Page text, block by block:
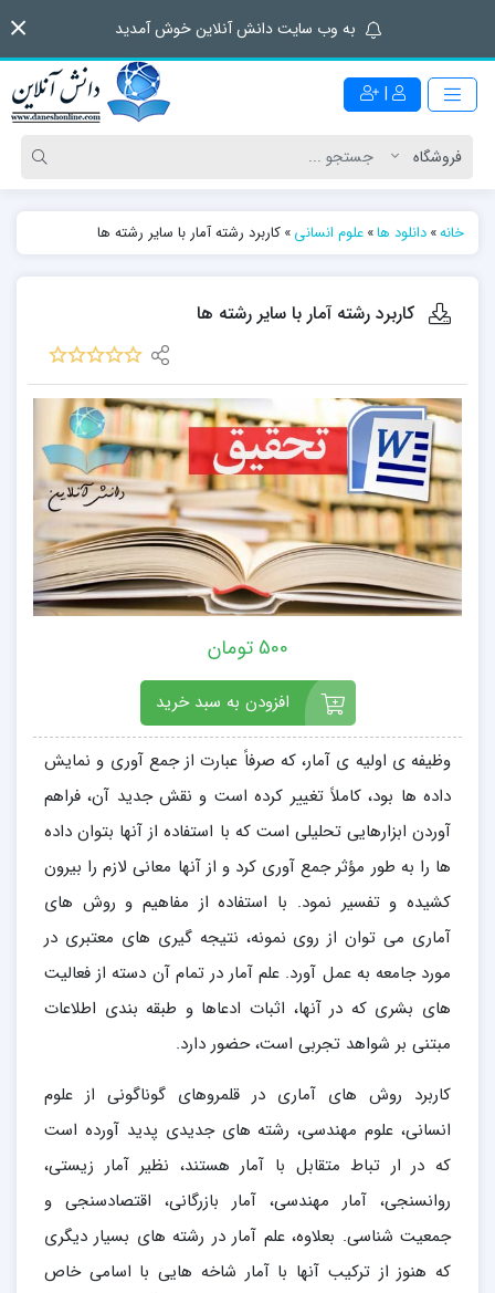
به وب سایت دانش آنلاین خوش آمدید
|
خانه»دانلود ها»علوم انسانی»کاربرد رشته آمار با سایر رشته ها
کاربرد رشته آمار با سایر رشته ها
500 تومان
افزودن به سبد خرید
وظیفه ی اولیه ی آمار، که صرفاً عبارت از جمع آوری و نمایش
داده ها بود، کاملاً تغییر کرده است و نقش جدید آن، فراهم
آوردن ابزارهایی تحلیلی است که با استفاده از آنها بتوان داده
ها را به طور مؤثر جمع آوری کرد و از آنها معانی لازم را بیرون
کشیده و تفسیر نمود. با استفاده از مفاهیم و روش های
آماری می توان از روی نمونه، نتیجه گیری های معتبری در
مورد جامعه به عمل آورد. علم آمار در تمام آن دسته از فعالیت
های بشری که در آنها، اثبات ادعاها و طبقه بندی اطلاعات
مبتنی بر شواهد تجربی است، حضور دارد.
کاربرد روش های آماری در قلمروهای گوناگونی از علوم
انسانی، علوم مهندسی، رشته های جدیدی پدید آورده است
که در ار تباط متقابل با آمار هستند، نظیر آمار زیستی،
روانسنجی، آمار مهندسی، آمار بازرگانی، اقتصادسنجی و
جمعیت شناسی. بعلاوه، علم آمار در رشته های بسیار دیگری
که هنوز از ترکیب آنها با آمار شاخه هایی با اسامی خاص